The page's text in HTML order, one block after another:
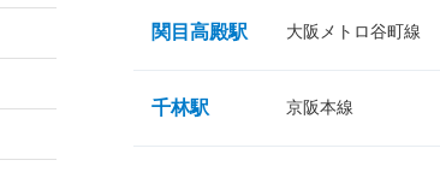
関目高殿駅 大阪メトロ谷町線
千林駅 京阪本線